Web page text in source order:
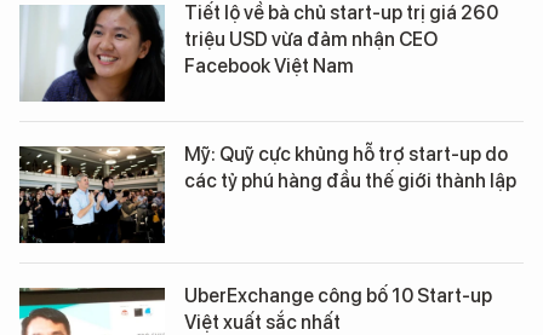
Tiết lộ về bà chủ start-up trị giá 260
triệu USD vừa đảm nhận CEO
Facebook Việt Nam
Mỹ: Quỹ cực khủng hỗ trợ start-up do
các tỷ phú hàng đầu thế giới thành lập
UberExchange công bố 10 Start-up
Việt xuất sắc nhất